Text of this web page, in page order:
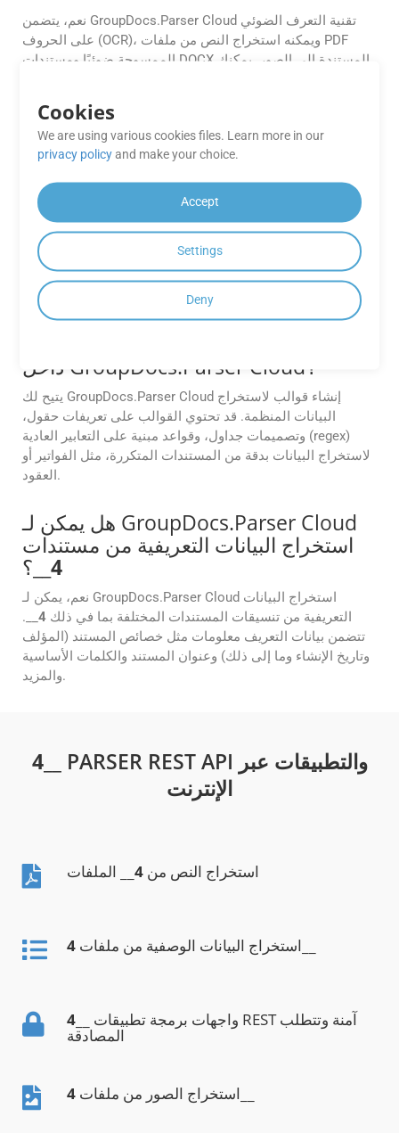
نعم، يتضمن GroupDocs.Parser Cloud تقنية التعرف الضوئي
على الحروف (OCR)، ويمكنه استخراج النص من ملفات PDF
الممسوحة ضوئيًا ومستندات DOCX المستندة إلى الصور. يمكنك
ما الذي يمكنني استخراجه من المستندات
باستخدام GroupDocs.Parser Cloud؟
باستخدام GroupDocs.Parser Cloud، يمكنك استخراج أنواع
مختلفة من البيانات من المستندات، مثل النص وبيانات التعريف
والصور والجداول والمعلومات المنظمة الأخرى. يمكنك أيضًا إجراء
تحليل النص والبحث عن كلمات رئيسية أو أنماط محددة وتحويل
المستندات إلى تنسيقات مختلفة.
داخل GroupDocs.Parser Cloud؟
يتيح لك GroupDocs.Parser Cloud إنشاء قوالب لاستخراج
البيانات المنظمة. قد تحتوي القوالب على تعريفات حقول،
وتصميمات جداول، وقواعد مبنية على التعابير العادية (regex)
لاستخراج البيانات بدقة من المستندات المتكررة، مثل الفواتير أو
العقود.
هل يمكن لـ GroupDocs.Parser Cloud
استخراج البيانات التعريفية من مستندات
4 __؟
نعم، يمكن لـ GroupDocs.Parser Cloud استخراج البيانات
التعريفية من تنسيقات المستندات المختلفة بما في ذلك 4
__.
تتضمن بيانات التعريف معلومات مثل خصائص المستند (المؤلف
وتاريخ الإنشاء وما إلى ذلك) وعنوان المستند والكلمات الأساسية
والمزيد.
4__ PARSER REST API والتطبيقات عبر
الإنترنت
استخراج النص من 4 __ الملفات
استخراج البيانات الوصفية من ملفات 4
4
المصادقة
استخراج الصور من ملفات 4
Cookies
We are using various cookies files. Learn more in our
privacy policyand make your choice.
Accept
Settings
Deny